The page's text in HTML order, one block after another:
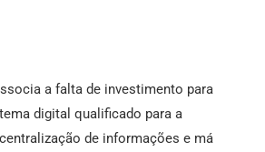
a falta de investimento para
digital qualificado para a
de informações e má